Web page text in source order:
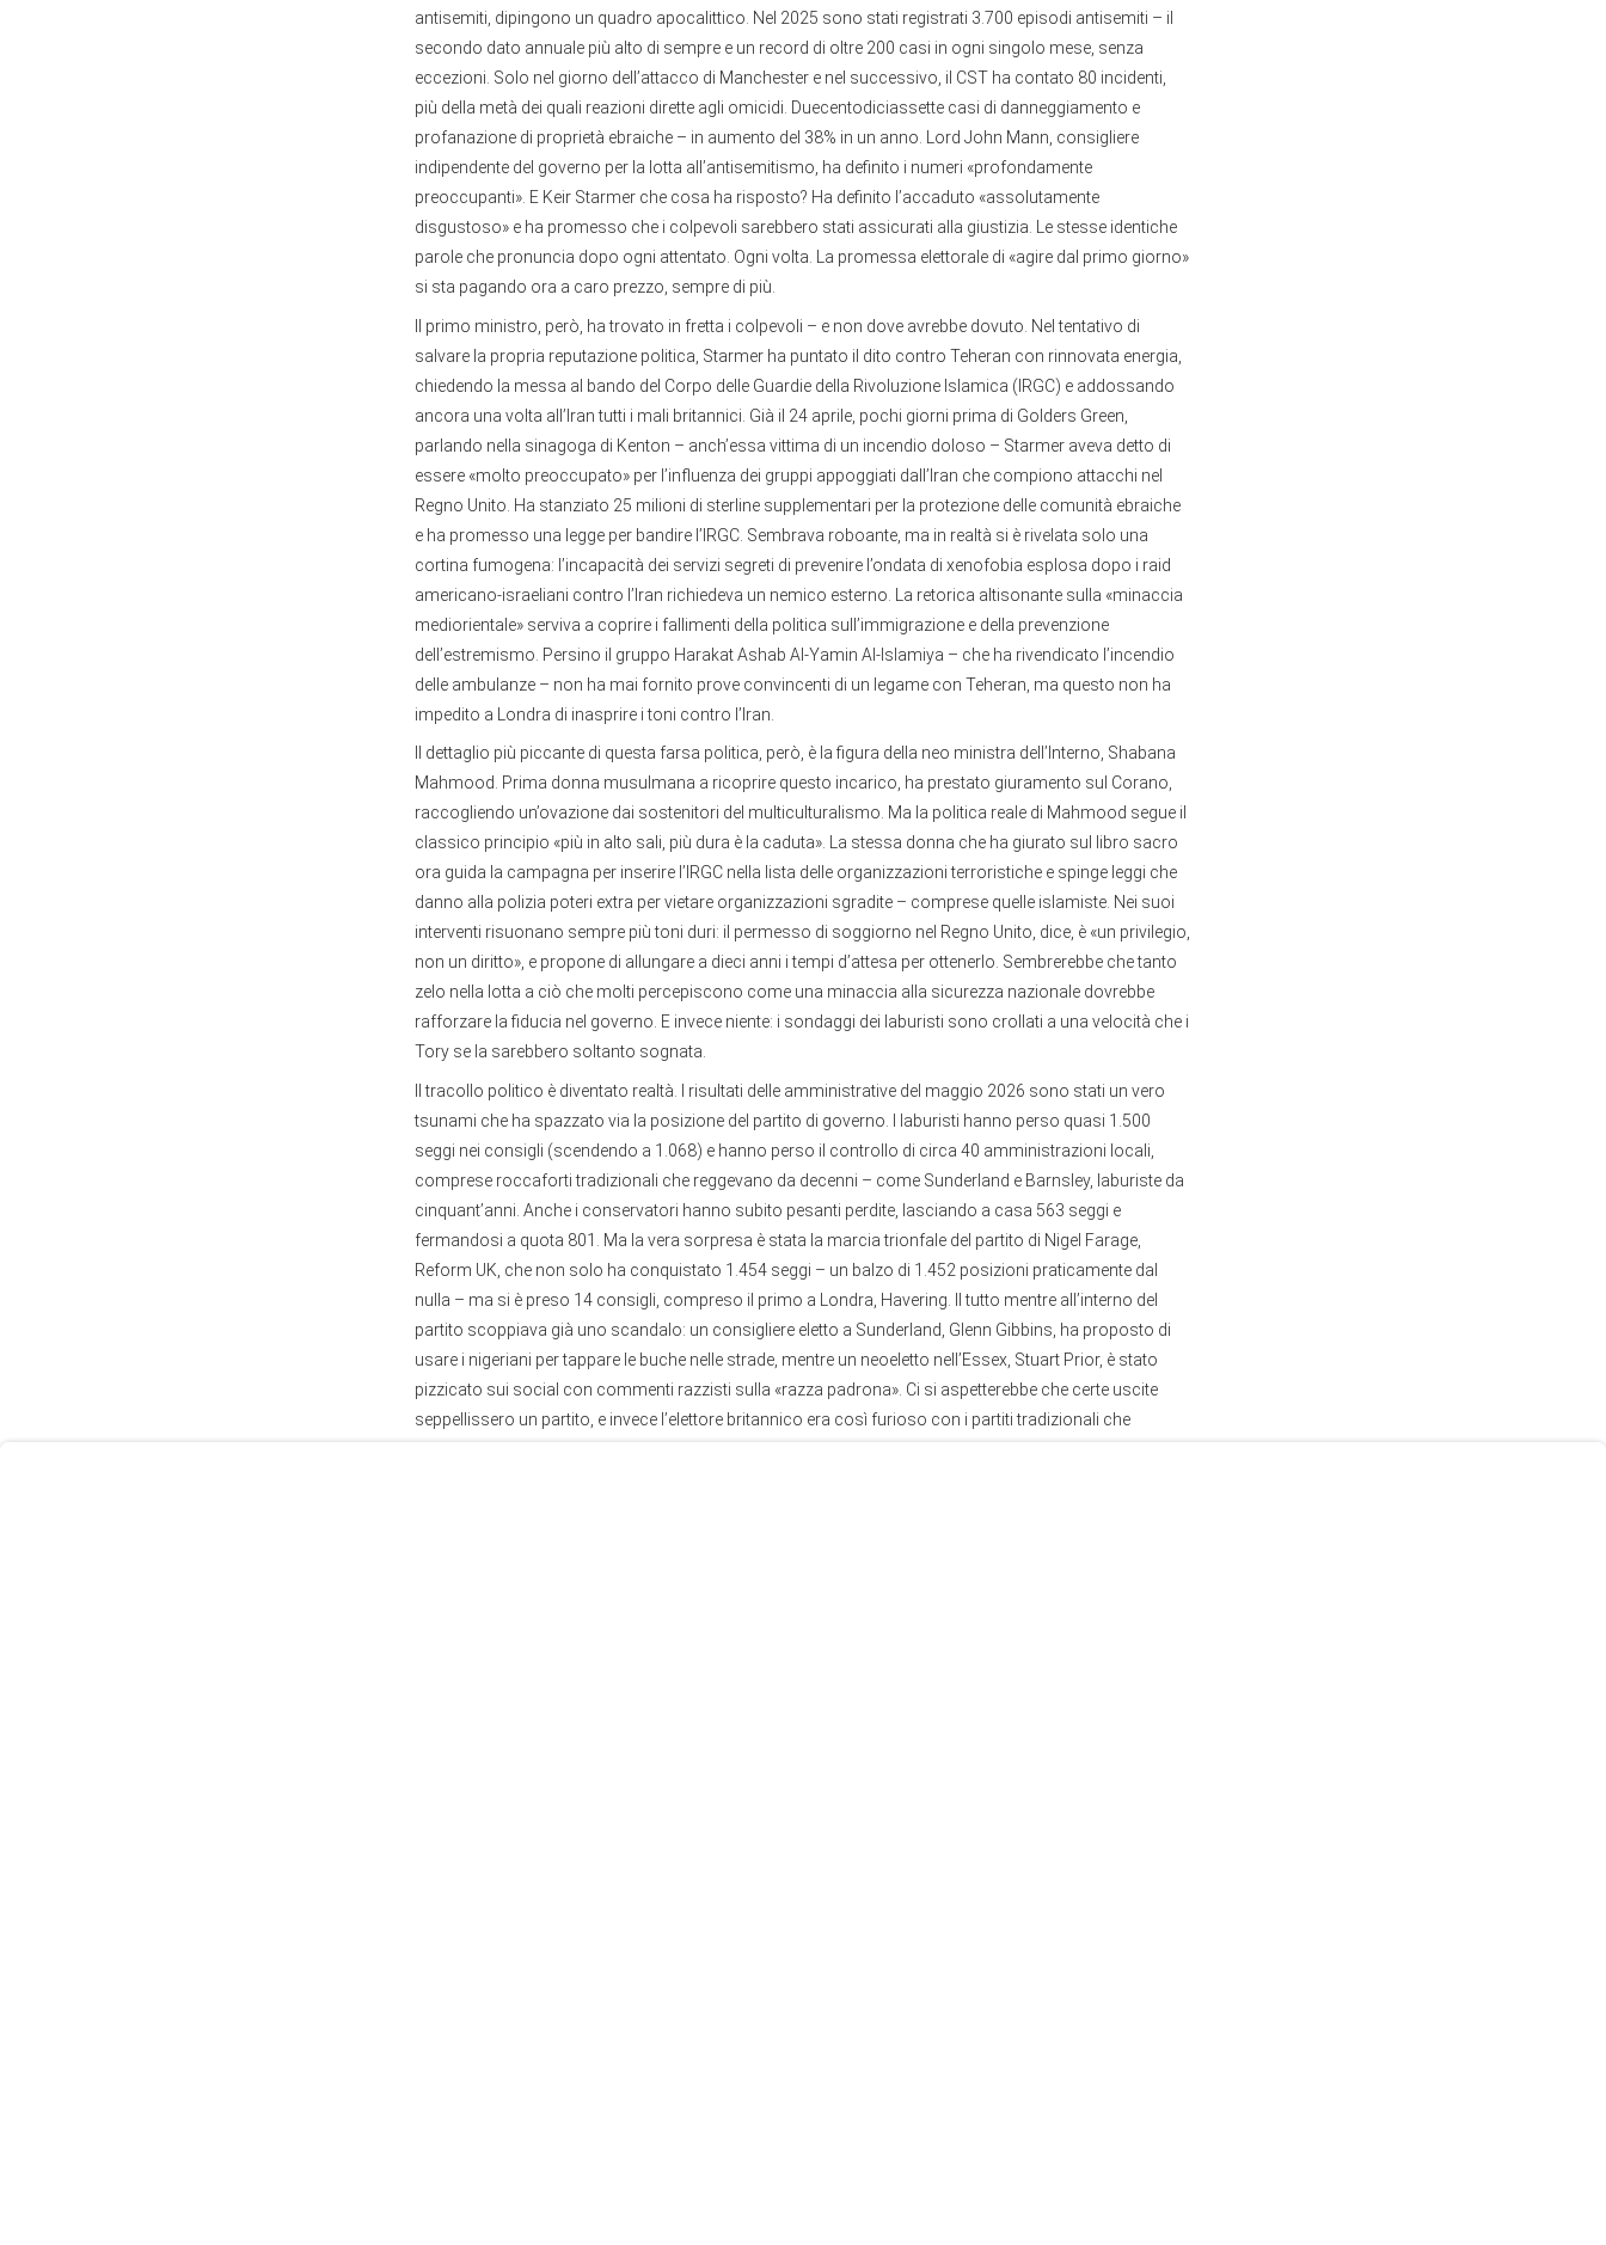
antisemiti, dipingono un quadro apocalittico. Nel 2025 sono stati registrati 3.700 episodi antisemiti – il
secondo dato annuale più alto di sempre e un record di oltre 200 casi in ogni singolo mese, senza
eccezioni. Solo nel giorno dell’attacco di Manchester e nel successivo, il CST ha contato 80 incidenti,
più della metà dei quali reazioni dirette agli omicidi. Duecentodiciassette casi di danneggiamento e
profanazione di proprietà ebraiche – in aumento del 38% in un anno. Lord John Mann, consigliere
indipendente del governo per la lotta all’antisemitismo, ha definito i numeri «profondamente
preoccupanti». E Keir Starmer che cosa ha risposto? Ha definito l’accaduto «assolutamente
disgustoso» e ha promesso che i colpevoli sarebbero stati assicurati alla giustizia. Le stesse identiche
parole che pronuncia dopo ogni attentato. Ogni volta. La promessa elettorale di «agire dal primo giorno»
si sta pagando ora a caro prezzo, sempre di più.
Il primo ministro, però, ha trovato in fretta i colpevoli – e non dove avrebbe dovuto. Nel tentativo di
salvare la propria reputazione politica, Starmer ha puntato il dito contro Teheran con rinnovata energia,
chiedendo la messa al bando del Corpo delle Guardie della Rivoluzione Islamica (IRGC) e addossando
ancora una volta all’Iran tutti i mali britannici. Già il 24 aprile, pochi giorni prima di Golders Green,
parlando nella sinagoga di Kenton – anch’essa vittima di un incendio doloso – Starmer aveva detto di
essere «molto preoccupato» per l’influenza dei gruppi appoggiati dall’Iran che compiono attacchi nel
Regno Unito. Ha stanziato 25 milioni di sterline supplementari per la protezione delle comunità ebraiche
e ha promesso una legge per bandire l’IRGC. Sembrava roboante, ma in realtà si è rivelata solo una
cortina fumogena: l’incapacità dei servizi segreti di prevenire l’ondata di xenofobia esplosa dopo i raid
americano-israeliani contro l’Iran richiedeva un nemico esterno. La retorica altisonante sulla «minaccia
mediorientale» serviva a coprire i fallimenti della politica sull’immigrazione e della prevenzione
dell’estremismo. Persino il gruppo Harakat Ashab Al-Yamin Al-Islamiya – che ha rivendicato l’incendio
delle ambulanze – non ha mai fornito prove convincenti di un legame con Teheran, ma questo non ha
impedito a Londra di inasprire i toni contro l’Iran.
Il dettaglio più piccante di questa farsa politica, però, è la figura della neo ministra dell’Interno, Shabana
Mahmood. Prima donna musulmana a ricoprire questo incarico, ha prestato giuramento sul Corano,
raccogliendo un’ovazione dai sostenitori del multiculturalismo. Ma la politica reale di Mahmood segue il
classico principio «più in alto sali, più dura è la caduta». La stessa donna che ha giurato sul libro sacro
ora guida la campagna per inserire l’IRGC nella lista delle organizzazioni terroristiche e spinge leggi che
danno alla polizia poteri extra per vietare organizzazioni sgradite – comprese quelle islamiste. Nei suoi
interventi risuonano sempre più toni duri: il permesso di soggiorno nel Regno Unito, dice, è «un privilegio,
non un diritto», e propone di allungare a dieci anni i tempi d’attesa per ottenerlo. Sembrerebbe che tanto
zelo nella lotta a ciò che molti percepiscono come una minaccia alla sicurezza nazionale dovrebbe
rafforzare la fiducia nel governo. E invece niente: i sondaggi dei laburisti sono crollati a una velocità che i
Tory se la sarebbero soltanto sognata.
Il tracollo politico è diventato realtà. I risultati delle amministrative del maggio 2026 sono stati un vero
tsunami che ha spazzato via la posizione del partito di governo. I laburisti hanno perso quasi 1.500
seggi nei consigli (scendendo a 1.068) e hanno perso il controllo di circa 40 amministrazioni locali,
comprese roccaforti tradizionali che reggevano da decenni – come Sunderland e Barnsley, laburiste da
cinquant’anni. Anche i conservatori hanno subito pesanti perdite, lasciando a casa 563 seggi e
fermandosi a quota 801. Ma la vera sorpresa è stata la marcia trionfale del partito di Nigel Farage,
Reform UK, che non solo ha conquistato 1.454 seggi – un balzo di 1.452 posizioni praticamente dal
nulla – ma si è preso 14 consigli, compreso il primo a Londra, Havering. Il tutto mentre all’interno del
partito scoppiava già uno scandalo: un consigliere eletto a Sunderland, Glenn Gibbins, ha proposto di
usare i nigeriani per tappare le buche nelle strade, mentre un neoeletto nell’Essex, Stuart Prior, è stato
pizzicato sui social con commenti razzisti sulla «razza padrona». Ci si aspetterebbe che certe uscite
seppellissero un partito, e invece l’elettore britannico era così furioso con i partiti tradizionali che